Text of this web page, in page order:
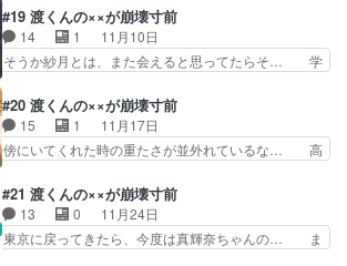
た。」って聞いちゃうの… いよいよヒロイン二人
の直接対決！そんな様… 恋愛要素が面白くなって
きました。紗月も石…
にとっての心的負担の緩衝材、気持ちの… 選択と
いうラブロマンス永遠のテーマに差し… ありがと
うございました！今回はなんと、子… 大きく話が
動きましたね。渡くんが大学生に… 新キャラセク
第１６回Episode20… 結構トンデモ展開だけどそ
れに見合う面白さ… 石原さんの出番なし。紗月が
メインヒロイン…
#19 渡くんの××が崩壊寸前
14 1
11月10日
そうか紗月とは、また会えると思ってたらそ… 学
には過去の経緯や未来の展望が大きく影… 徳井が
メガネｽﾁｬのポーズでモザイクアプ… バレンタイ
ンの日石川さんから友チョコを貰… 友チョコとか
言ってたけど紫はまだまだ直人… 徳井が有能すぎ
う入浴シーンただ、男を見… ここに来て面白くな
ってきました。早く会っ… オシャレしてバレンタ
インチョコを直人に渡…
#20 渡くんの××が崩壊寸前
15 1
11月17日
傍にいてくれた時の重たさが並外れているな… 高
月、「私は邪魔者だからいなくなった方が… とい
うか阿部くんがスーパーエージェントす… 渡く
ん、他校の女子領域に乗り込もうとか意… なかな
か会えなかった紗月に対して直人がそ… わあ、な
#21 渡くんの××が崩壊寸前
13 0
11月24日
東京に戻ってきたら、今度は真輝奈ちゃんの… ま